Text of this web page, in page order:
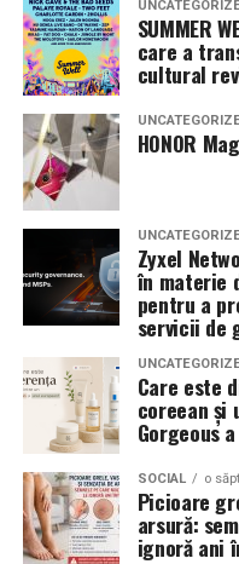
Romanita Events
importantă a
combinând experiența
a transforma fiecare
deosebită pentru
latimea si aspectul
in care masina sta pe
accentua liniile
echilibrat, in timp ce o
proportiile, chiar daca
Anvelopele ca element
La evenimentele auto
componente
si fotografii surprind
care roata umple aripa,
aspectul general al
Anvelopele curate, cu
uniforma, contribuie la
masini de show. In
jantele si intaresc
vorbim despre un stil
SUMMER
care a
cultural
HONOR
Zyxel
în materie
pentru a
servicii de
Care este
coreean și
Gorgeous
SOCIAL o
Picioare
arsură:
ignoră ani